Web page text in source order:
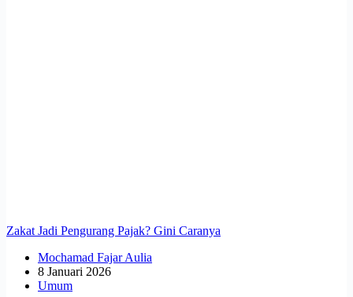
Zakat Jadi Pengurang Pajak? Gini Caranya
Mochamad Fajar Aulia
8 Januari 2026
Umum